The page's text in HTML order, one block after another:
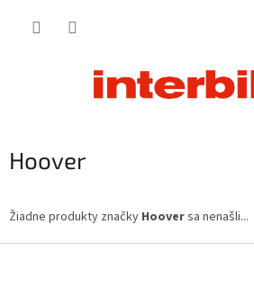
Hoover
Žiadne produkty značky Hooversa nenašli...